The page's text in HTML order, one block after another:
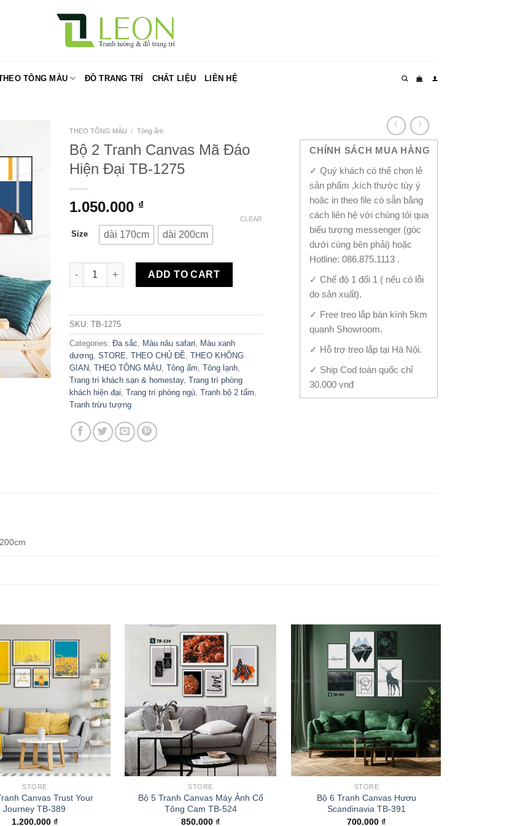
TÔNG MÀU ĐỒ TRANG TRÍ CHẤT LIỆU LIÊN HỆ
THEO TÔNG MÀU / Tông ấm
Bộ 2 Tranh Canvas Mã Đáo
Hiện Đại TB-1275
1.050.000 ₫
Size dài 170cm dài 200cm
CLEAR
Bộ 2 Tranh Canvas Mã Đáo Hiện Đại TB-1275 quantity
ADD TO CART
SKU: TB-1275
Categories: Đa sắc Màu nâu safari
Màu xanh
dương STORE THEO CHỦ ĐỀ THEO KHÔNG
GIAN THEO TÔNG MÀU Tông ấm Tông lạnh
Trang trí khách sạn & homestay, Trang trí phòng
khách hiện đại Trang trí phòng ngủ Tranh bộ 2 tấm
Tranh trừu tượng
CHÍNH SÁCH MUA HÀNG
✓ Quý khách có thể chọn lẻ
sản phẩm ,kích thước tùy ý
hoặc in theo file có sẵn bằng
cách liên hệ với chúng tôi qua
biểu tượng messenger (góc
dưới cùng bên phải) hoặc
Hotline: 086.875.1113 .
✓ Chế độ 1 đổi 1 ( nếu có lỗi
do sản xuất).
✓ Free treo lắp bán kính 5km
quanh Showroom.
✓ Hỗ trợ treo lắp tại Hà Nội.
✓ Ship Cod toàn quốc chỉ
30.000 vnđ
STORE
Canvas Trust Your
Journey TB-389
1.200.000 ₫
STORE
Bộ 5 Tranh Canvas Máy Ảnh Cổ
Tông Cam TB-524
850.000₫
STORE
Bộ 6 Tranh Canvas Hươu
Scandinavia TB-391
700.000₫